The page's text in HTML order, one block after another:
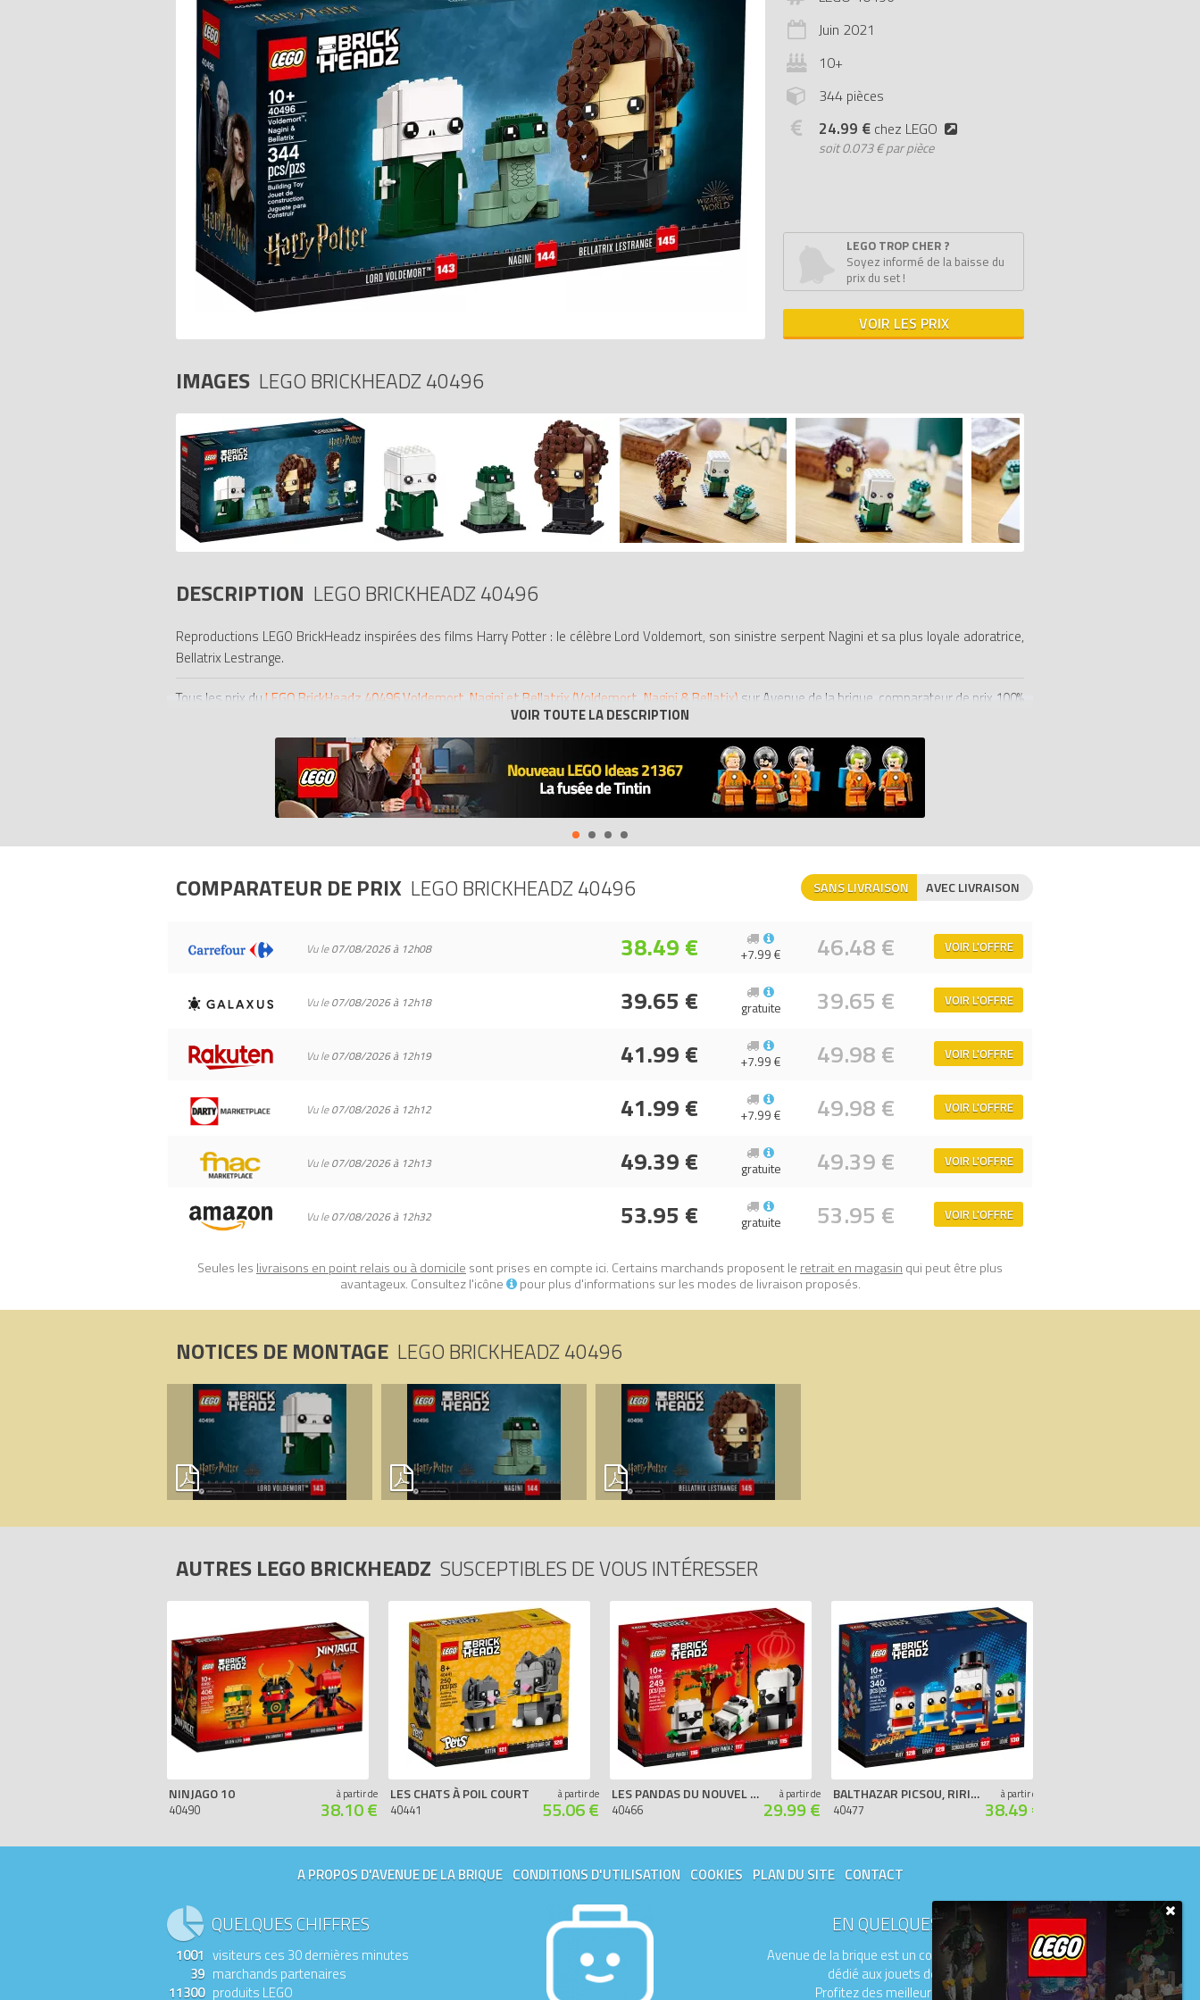
Juin 2021
10+
344 pièces
24.99 € chez LEGO
soit0.073 € par pièce
LEGO TROP CHER ?
Soyez informé de la baisse du
prix du set !
VOIR LES PRIX
IMAGES LEGO BRICKHEADZ 40496
DESCRIPTION LEGO BRICKHEADZ 40496
Reproductions LEGO BrickHeadz inspirées des films Harry Potter : le célèbre Lord Voldemort, son sinistre serpent Nagini et sa plus loyale adoratrice,
Bellatrix Lestrange.
Tous les prix duLEGO BrickHeadz 40496 Voldemort, Nagini et Bellatrix (Voldemort, Nagini & Bellatix) sur Avenue de la brique, comparateur de prix 100%
Code EAN du LEGO BrickHeadz 40496 : 5702016996012.
COMPARATEUR DE PRIX LEGO BRICKHEADZ 40496 SANS LIVRAISON AVEC LIVRAISON
Vu le07/08/2026 à 12h08 38.49 € 46.48 € VOIR L'OFFRE
+7.99 €
Vu le07/08/2026 à 12h18 39.65 € 39.65 € VOIR L'OFFRE
gratuite
Vu le07/08/2026 à 12h19 41.99 € 49.98 € VOIR L'OFFRE
+7.99 €
Vu le07/08/2026 à 12h12 41.99 € 49.98 € VOIR L'OFFRE
+7.99 €
Vu le07/08/2026 à 12h13 49.39 € 49.39 € VOIR L'OFFRE
gratuite
Vu le07/08/2026 à 12h32 53.95 € 53.95 € VOIR L'OFFRE
gratuite
Seules les livraisons en point relais ou à domicile sont prises en compte ici. Certains marchands proposent le retrait en magasin qui peut être plus
avantageux. Consultez l'icône
pour plus d'informations sur les modes de livraison proposés.
NOTICES DE MONTAGE LEGO BRICKHEADZ 40496
AUTRES LEGO BRICKHEADZ SUSCEPTIBLES DE VOUS INTÉRESSER
NINJAGO 10
40490
à partir de
38.10 €
LES CHATS À POIL COURT
40441
à partir de
55.06 €
LES PANDAS DU NOUVEL AN CHINOIS
40466
à partir de
29.99 €
BALTHAZAR PICSOU, RIRI, FIFI ET LOULOU
40477
à partir de
38.49 €
A PROPOS D'AVENUE DE LA BRIQUE CONDITIONS D'UTILISATION COOKIES PLAN DU SITE CONTACT
EN QUELQUES MOTS
Avenue de la brique est un comparateur de prix
dédié aux jouets de la marque LEGO.
Profitez des meilleurs prix du moment.
QUELQUES CHIFFRES
1001 visiteurs ces 30 dernières minutes
39 marchands partenaires
11300 produits LEGO